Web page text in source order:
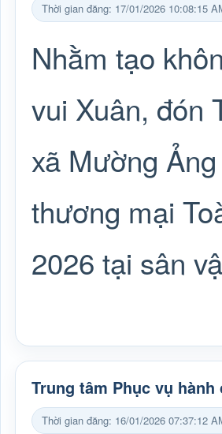
Thời gian đăng: 17/01/2026 10:08:15
Nhằm tạo
vui Xuân, đón
xã Mường
thương mại
2026 tại sân
Trung tâm Phục vụ
Thời gian đăng: 16/01/2026 07:37:12